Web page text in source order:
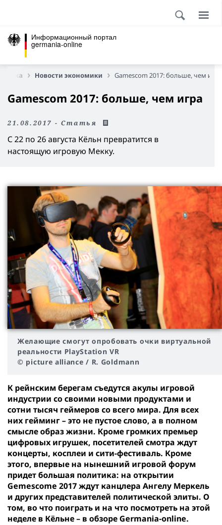
Информационный портал
germania-online
Новости экономики Gamescom 2017: больше, чем игра
Gamescom 2017: больше, чем игра
21.08.2017 - Статья
С 22 по 26 августа Кёльн превратится в
настоящую игровую Мекку.
Желающие смогут опробовать очки виртуальной
реальности PlayStation VR
© picture alliance / R. Goldmann
К рейнским берегам съедутся акулы игровой
индустрии со своими новыми продуктами и
сотни тысяч геймеров со всего мира. Для всех
них гейминг – это не пустое слово, а в полном
смысле образ жизни. Кроме громких премьер
цифровых игрушек, посетителей смотра ждут
концерты, косплеи и сити-фестиваль. Кроме
этого, впервые на нынешний игровой форум
придет большая политика: на открытии
Gemescome 2017 ждут канцлера Ангелу Меркель
и других представителей политической элиты. О
том, во что поиграть и на что посмотреть на этой
неделе в Кёльне – в обзоре Germania-online.